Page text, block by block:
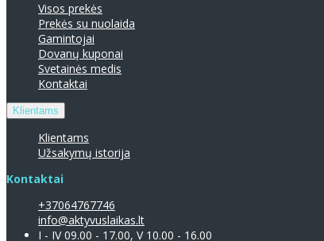
Visos prekės
Prekės su nuolaida
Gamintojai
Dovanų kuponai
Svetainės medis
Kontaktai
Klientams
Klientams
Užsakymų istorija
Kontaktai
+37064767746
info@aktyvuslaikas.lt
I - IV 09.00 - 17.00, V 10.00 - 16.00